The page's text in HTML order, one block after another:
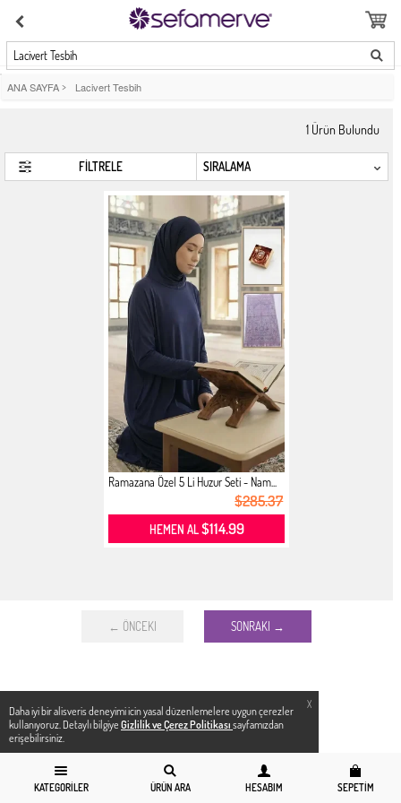
X
Daha iyi bir alisveris deneyimi icin yasal düzenlemelere uygun çerezler
kullanıyoruz. Detaylı bilgiye Gizlilik ve Çerez Politikası sayfamızdan
erişebilirsiniz.
Lacivert Tesbih
KATEGORILER ÜRÜN ARA HESABIM SEPETIM
ANA SAYFA > Lacivert Tesbih
1 Ürün Bulundu
FİLTRELE
Ramazana Özel 5 Li Huzur Seti - Nam...
$285.37
HEMEN AL$114.99
← ÖNCEKI SONRAKI →